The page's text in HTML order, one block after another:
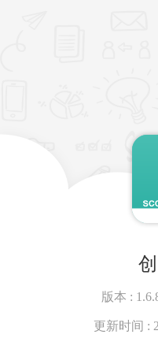
版本 :
更新时间 :